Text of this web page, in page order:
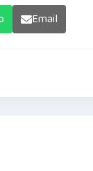
Email